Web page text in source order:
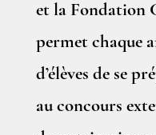
et la Fondation
permet chaque
d’élèves de se
au concours